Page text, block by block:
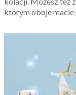
którym oboje macie